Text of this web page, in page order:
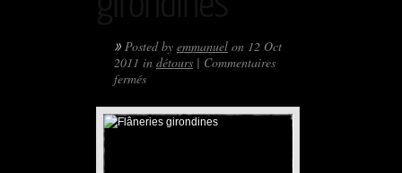
» Posted by emmanuel on 12 Oct
2011 in détours | Commentaires
ferméssur
girondines